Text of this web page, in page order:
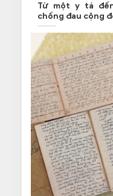
Từ một y tá
chống đau cộng